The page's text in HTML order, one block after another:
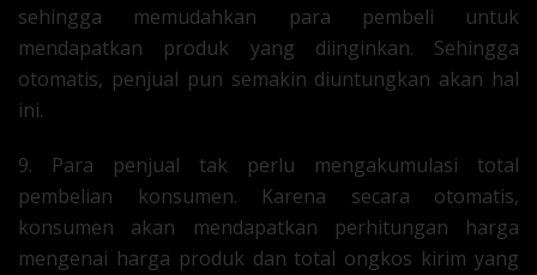
sehingga memudahkan para pembeli untuk
mendapatkan produk yang diinginkan. Sehingga
otomatis, penjual pun semakin diuntungkan akan hal
ini.
9. Para penjual tak perlu mengakumulasi total
pembelian konsumen. Karena secara otomatis,
konsumen akan mendapatkan perhitungan harga
mengenai harga produk dan total ongkos kirim yang